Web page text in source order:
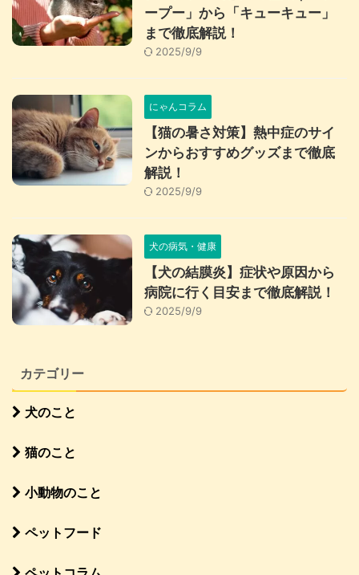
ープー」から「キューキュー」
まで徹底解説！
2025/9/9
にゃんコラム
【猫の暑さ対策】熱中症のサイ
ンからおすすめグッズまで徹底
解説！
2025/9/9
犬の病気・健康
【犬の結膜炎】症状や原因から
病院に行く目安まで徹底解説！
2025/9/9
カテゴリー
犬のこと
猫のこと
小動物のこと
ペットフード